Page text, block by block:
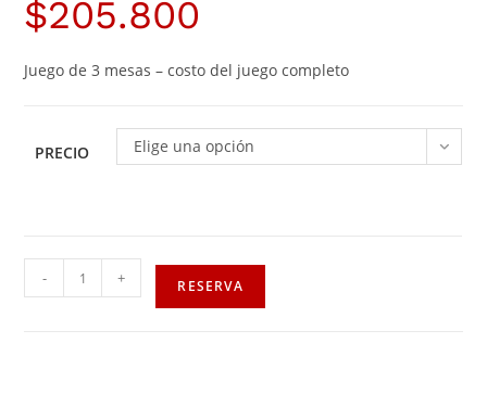
$205.800
Juego de 3 mesas – costo del juego completo
PRECIO Elige una opción
- + RESERVA